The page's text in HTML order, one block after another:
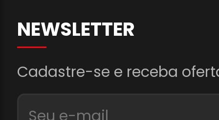
NEWSLETTER
Cadastre-se e receba